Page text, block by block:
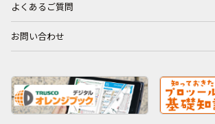
よくあるご質問
お問い合わせ